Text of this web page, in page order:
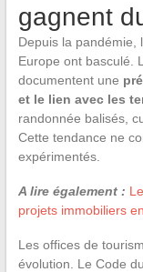
gagnent
Depuis la pandémie,
Europe ont basculé.
documentent une
et le lien avec les
randonnée balisés,
Cette tendance ne
expérimentés.
A lire également :
projets immobiliers
Les offices de
évolution. Le Code